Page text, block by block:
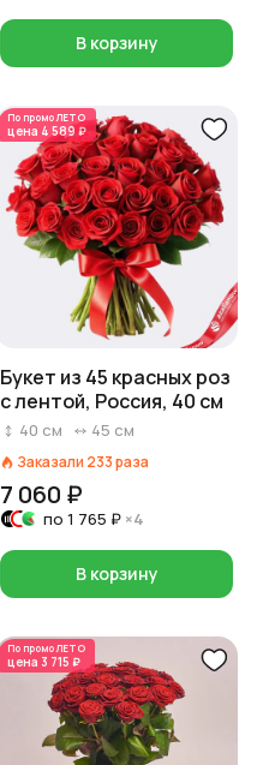
В корзину
По промоЛЕТО
цена 4 589 ₽
Букет из 45 красных роз
с лентой, Россия, 40 см
40 см 45 см
Заказали 233раза
7 060 ₽
по 1 765 ₽ ×4
В корзину
По промоЛЕТО
цена 3 715 ₽